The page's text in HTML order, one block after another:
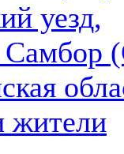
уезд,
Самбор
жители